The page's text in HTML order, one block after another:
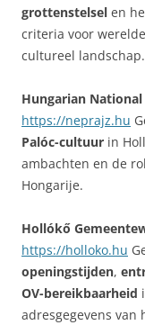
grottenstelsel en
criteria voor
cultureel landschap.
Hungarian
https://neprajz.hu
Palóc-cultuur in
ambachten en de
Hongarije.
Hollókő
https://holloko.hu
openingstijden,
OV-bereikbaarheid
adresgegevens van